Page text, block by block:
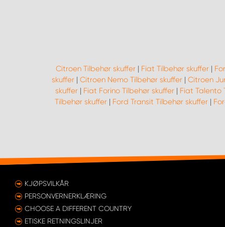
Citroen Tilbehør skuffer | Fiat Tilbehør skuffer |
skuffer | Citroen Nemo Tilbehør skuffer | Citroen
skuffer| Fiat Forino Tilbehør skuffer| Fiat Talento
Tilbehør skuffer | Ford Transit Tilbehør skuffer |
KJØPSVILKÅR
PERSONVERNERKLÆRING
CHOOSE A DIFFERENT COUNTRY
ETISKE RETNINGSLINJER